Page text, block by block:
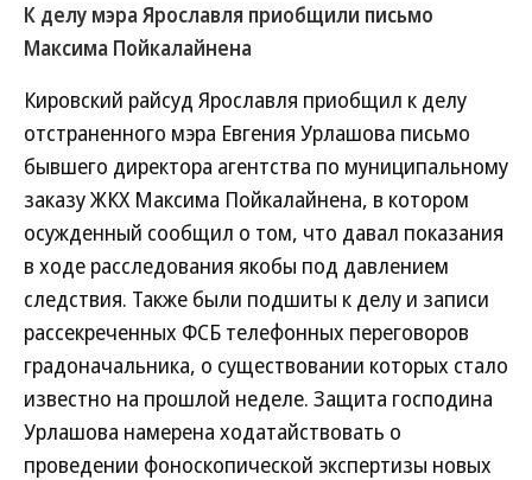
К делу мэра Ярославля приобщили письмо
Максима Пойкалайнена
Кировский райсуд Ярославля приобщил к делу
отстраненного мэра Евгения Урлашова письмо
бывшего директора агентства по муниципальному
заказу ЖКХ Максима Пойкалайнена, в котором
осужденный сообщил о том, что давал показания
в ходе расследования якобы под давлением
следствия. Также были подшиты к делу и записи
рассекреченных ФСБ телефонных переговоров
градоначальника, о существовании которых стало
известно на прошлой неделе. Защита господина
Урлашова намерена ходатайствовать о
проведении фоноскопической экспертизы новых